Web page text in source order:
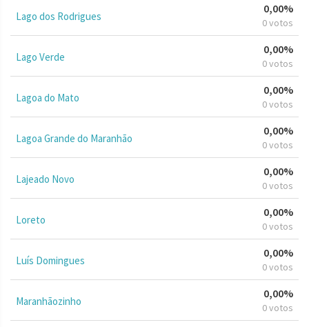
Lago dos Rodrigues
0,00%
0 votos
Lago Verde
0,00%
0 votos
Lagoa do Mato
0,00%
0 votos
Lagoa Grande do Maranhão
0,00%
0 votos
Lajeado Novo
0,00%
0 votos
Loreto
0,00%
0 votos
Luís Domingues
0,00%
0 votos
Maranhãozinho
0,00%
0 votos